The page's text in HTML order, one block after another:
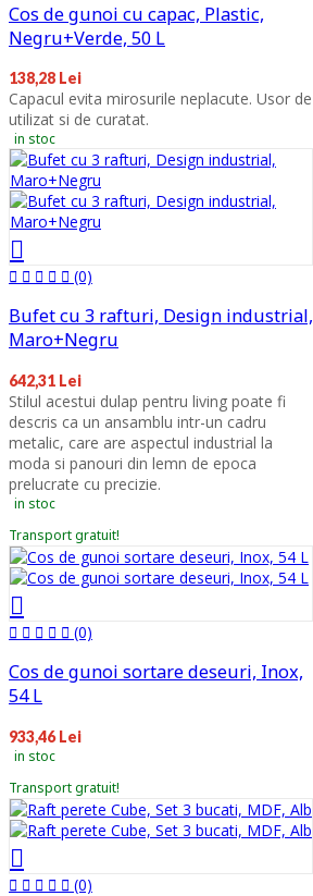
Cos de gunoi cu capac, Plastic,
Negru+Verde, 50 L
138,28 Lei
Capacul evita mirosurile neplacute. Usor de
utilizat si de curatat.
in stoc
(0)
Bufet cu 3 rafturi, Design industrial,
Maro+Negru
642,31 Lei
Stilul acestui dulap pentru living poate fi
descris ca un ansamblu intr-un cadru
metalic, care are aspectul industrial la
moda si panouri din lemn de epoca
prelucrate cu precizie.
in stoc
Transport gratuit!
(0)
Cos de gunoi sortare deseuri, Inox,
54 L
933,46 Lei
in stoc
Transport gratuit!
(0)